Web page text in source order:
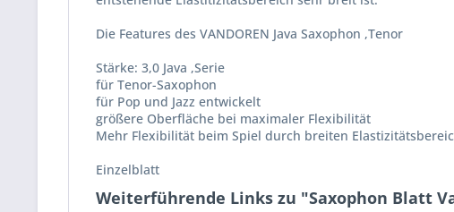
Die Features des VANDOREN Java Saxophon ,Tenor
Stärke: 3,0 Java ,Serie
für Tenor-Saxophon
für Pop und Jazz entwickelt
größere Oberfläche bei maximaler Flexibilität
Mehr Flexibilität beim Spiel durch breiten
Einzelblatt
Weiterführende Links zu "Saxophon Blatt